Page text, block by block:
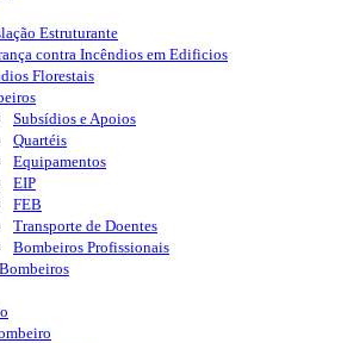
Estruturante
contra Incêndios em Edificios
Florestais
Subsídios e Apoios
Quartéis
Equipamentos
EIP
FEB
Transporte de Doentes
Bombeiros Profissionais